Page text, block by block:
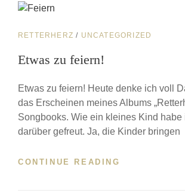
RETTERHERZ / UNCATEGORIZED
Etwas zu feiern!
Etwas zu feiern! Heute denke ich voll
das Erscheinen meines Albums
Songbooks. Wie ein kleines Kind habe
darüber gefreut. Ja, die Kinder bringen
CONTINUE READING